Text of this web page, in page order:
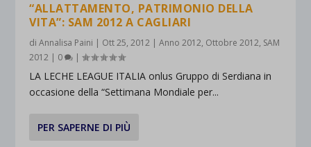
“ALLATTAMENTO, PATRIMONIO DELLA
VITA”: SAM 2012 A CAGLIARI
diAnnalisa Paini | Ott 25, 2012 |Anno 2012, Ottobre 2012, SAM
2012 | 0 |
LA LECHE LEAGUE ITALIA onlus Gruppo di Serdiana in
occasione della “Settimana Mondiale per...
PER SAPERNE DI PIÙ